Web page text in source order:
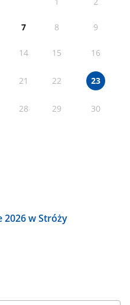
7 8 9
14 15 16
21 22 23
28 29 30
2026 w Stróży